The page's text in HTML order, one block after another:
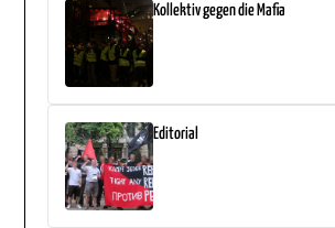
Kollektiv gegen die Mafia
Editorial